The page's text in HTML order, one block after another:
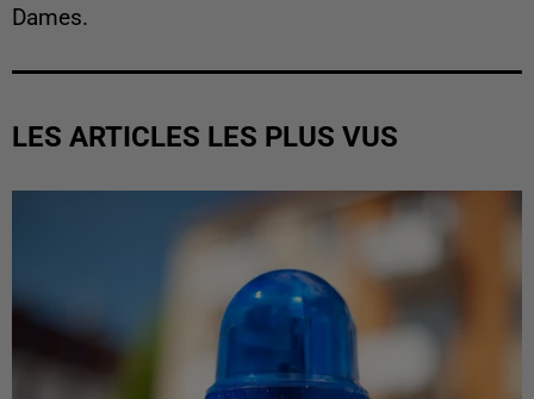
Dames.
LES ARTICLES LES PLUS VUS